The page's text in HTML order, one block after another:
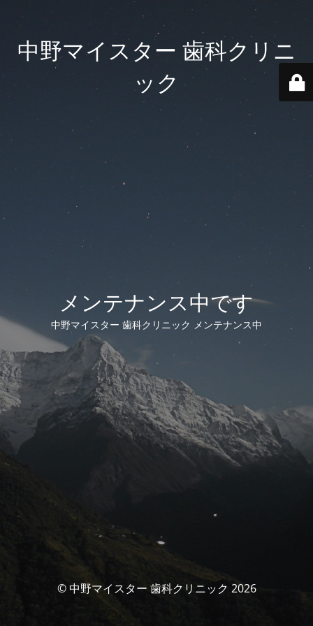
中野マイスター 歯科クリニ
ック
メンテナンス中です
中野マイスター 歯科クリニック メンテナンス中
© 中野マイスター 歯科クリニック 2026